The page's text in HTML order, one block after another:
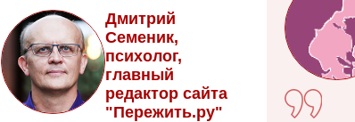
Дмитрий
Семеник,
психолог,
главный
редактор сайта
"Пережить.ру"